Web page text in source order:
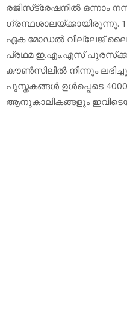
രജിസ്‌ട്രേഷനില്‍ ഒന്നാം
ഗ്രന്ഥശാലയ്ക്കായിരുന്നു.
ഏക മോഡല്‍ വില്ലേജ്
പ്രഥമ ഇ.എം.എസ്
കൗണ്‍സിലില്‍ നിന്നും
പുസ്തകങ്ങള്‍ ഉള്‍പ്പെടെ
ആനുകാലികങ്ങളും